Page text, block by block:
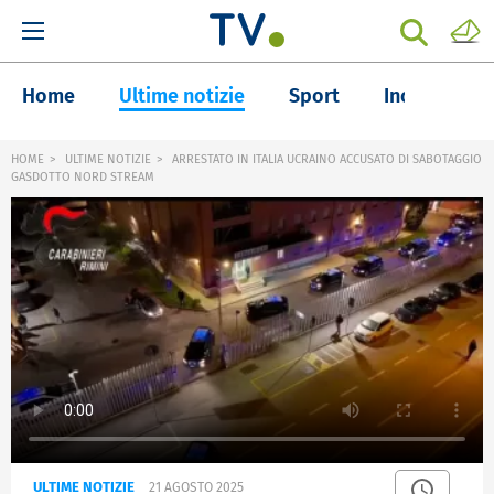
Home Ultime notizie Sport Inchieste
HOME ULTIME NOTIZIE
ARRESTATO IN ITALIA UCRAINO ACCUSATO DI SABOTAGGIO
GASDOTTO NORD STREAM
ULTIME NOTIZIE 21 AGOSTO 2025